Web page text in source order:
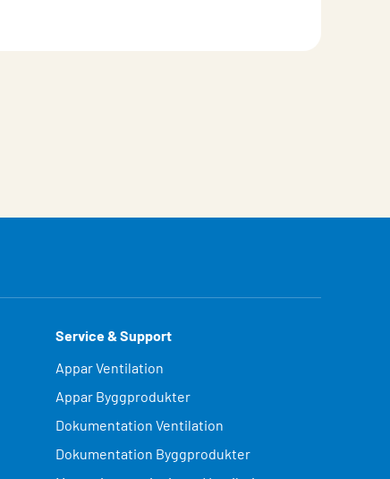
Service & Support
Appar Ventilation
Appar Byggprodukter
Dokumentation Ventilation
Dokumentation Byggprodukter